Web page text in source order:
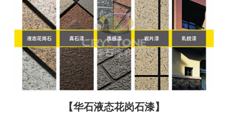
【华石液态花岗石漆】